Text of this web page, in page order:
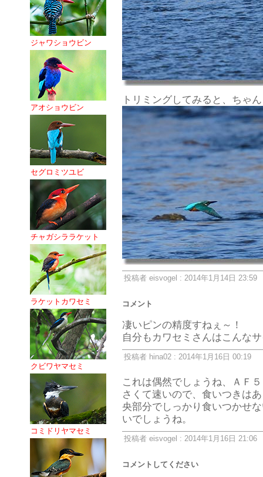
ジャワショウビン
アオショウビン
セグロミツユビ
チャガシララケット
ラケットカワセミ
クビワヤマセミ
コミドリヤマセミ
トリミングしてみると、ちゃ
投稿者 eisvogel : 2014年1月14日 23:59
コメント
凄いピンの精度すねぇ～！
自分もカワセミさんはこんな
投稿者 hina02 : 2014年1月16日 00:19
これは偶然でしょうね、ＡＦ
さくて速いので、食いつきは
央部分でしっかり食いつかせ
いでしょうね。
投稿者 eisvogel : 2014年1月16日 21:06
コメントしてください